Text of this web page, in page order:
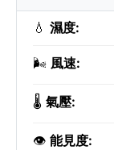
💧 濕度:
🌬️ 風速:
🌡️ 氣壓:
👁️ 能見度: